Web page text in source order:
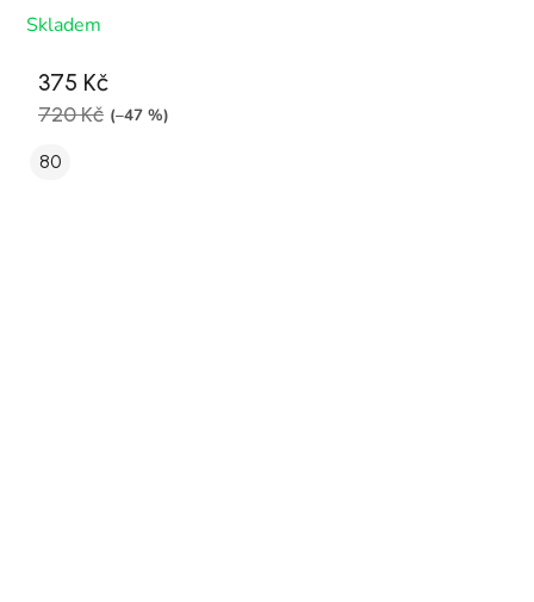
Skladem
375 Kč
720 Kč (–47 %)
80